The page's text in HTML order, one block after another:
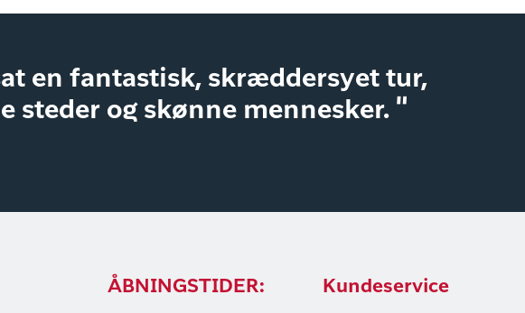
en fantastisk, skræddersyet tur,
steder og skønne mennesker. "
ÅBNINGSTIDER: Kundeservice